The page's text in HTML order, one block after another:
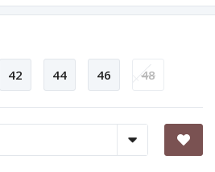
42 44 46 48